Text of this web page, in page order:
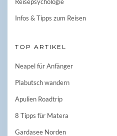
Infos & Tipps zum Reisen
TOP ARTIKEL
Neapel für Anfänger
Plabutsch wandern
Apulien Roadtrip
8 Tipps für Matera
Gardasee Norden